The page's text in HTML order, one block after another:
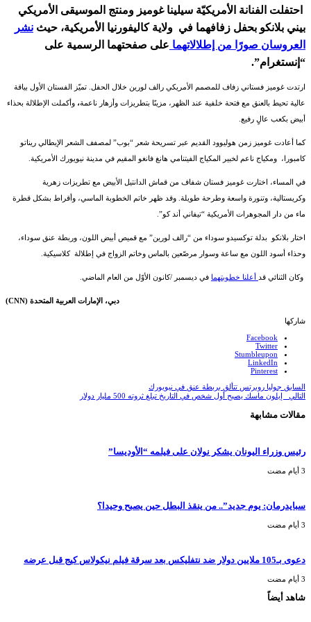
احتفلت الفنانة الأمريكيّة سيلينا غوميز ومنتج الموسيقى الأمريكي
بيني بلانكو بحفل زفافهما في ولاية كاليفورنيا الأمريكية، حيث نشر
العروسان صورًا من إطلالاتهما على صفحتهما الرسمية على
“إنستغرام”.
ارتدت غوميز فستاني زفاف للمصمم الأمريكي رالف لورين خلال الحفل. تميّز الفستان الأول بياقة
عالية تحيط بالعنق مع فتحة خلفية عند الظهر، مزينًا بتطريزات وأزهار ناعمة، وأكملت الإطلالة بحذاء
أبيض بكعب عالٍ رفيع.
كما أعادت غوميز زمن هوليوود القديم عبر تسريحة شعر “بوب” لمصفف الشعر الإيطالي ريناتو
كامبورا، ومكياج ناعم لخبير المكياج الفيتنامي هانغ فانغو المقيم في مدينة نيويورك الأمريكية
في المساء، اختارت غوميز فستان شفاف من قماش الدانتيل الأبيض مع تطريزات زهرية
وكريستالية، وتنورة واسعة وطرحة طويلة. وقد ظهر خاتم الخطوبة الماسي، وأقراط بشكل قطرة
ماء من دار المجوهرات الأمريكية “تيفاني أند كو”.
اختار بلانكو بدلة توكسيدو سوداء من “رالف لورين” مع قميص أبيض اللون، وربطة عنق سوداء،
وحذاء أسود اللون مع ساعة وسوار مرصّعين بالماس وخاتم الزواج في إطلالة كلاسيكية.
وكان الثنائي قد أعلنا خطوبتهما في ديسمبر /كانون الأوّل من العام الماضي.
دبي، الإمارات العربية المتحدة (CNN)
شاركها
Facebook
Twitter
Stumbleupon
LinkedIn
Pinterest
السابق جوليا روبرتس تتألق بربطة عنق في نيويورك
التالي إيلون ماسك يصبح أول شخص في التاريخ تبلغ ثروته 500 مليار دولار
مقالات مشابهة
رئيس وزراء اليونان يشكر نولان على فيلمه “الأوديسا”
سبايدرمان: يوم جديد”.. من ينقذ البطل حين يصبح وحيدا؟
دعوى بـ105 ملايين دولار ضد نتفليكس بعد سرقة فيلم نيكولاس كيج قبل عرضه
شاهد أيضاً